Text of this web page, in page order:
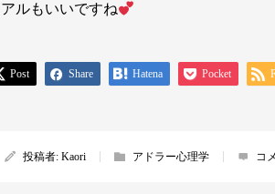
アルもいいですね
Post Share Hatena Pocket
投稿者: Kaori アドラー心理学 コ